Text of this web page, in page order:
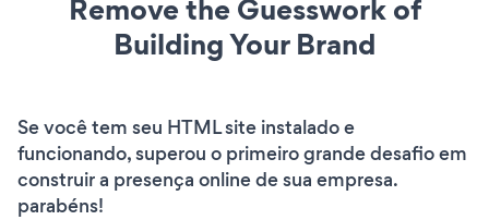
Remove the Guesswork of
Building Your Brand
Se você tem seu HTML site instalado e
funcionando, superou o primeiro grande desafio em
construir a presença online de sua empresa.
parabéns!